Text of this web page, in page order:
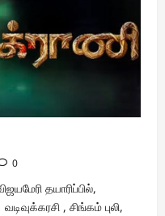
0
தயாரிப்பில்,
, சிங்கம் புலி,